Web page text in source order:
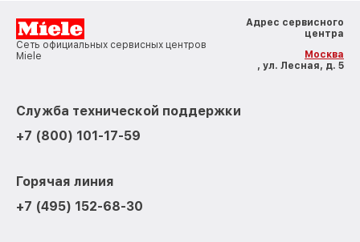
Сеть официальных сервисных центров
Miele
Адрес сервисного
центра
Москва
, ул. Лесная, д. 5
Служба технической поддержки
+7 (800) 101-17-59
Горячая линия
+7 (495) 152-68-30